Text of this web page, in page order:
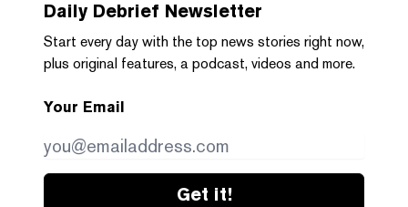
Daily Debrief Newsletter
Start every day with the top news stories right now,
plus original features, a podcast, videos and more.
Your Email
Get it!